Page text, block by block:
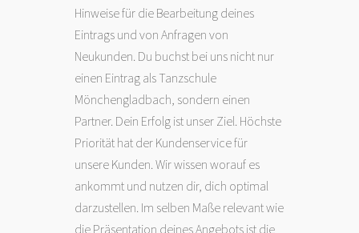
Hinweise für die Bearbeitung deines
Eintrags und von Anfragen von
Neukunden. Du buchst bei uns nicht nur
einen Eintrag als Tanzschule
Mönchengladbach, sondern einen
Partner. Dein Erfolg ist unser Ziel. Höchste
Priorität hat der Kundenservice für
unsere Kunden. Wir wissen worauf es
ankommt und nutzen dir, dich optimal
darzustellen. Im selben Maße relevant wie
die Präsentation deines Angebots ist die